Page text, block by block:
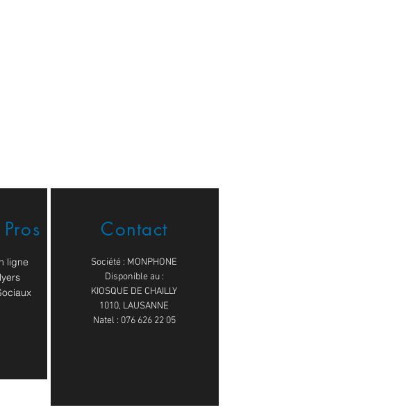
ligne
Contact
Société : MONPHONE
Disponible au :
KIOSQUE DE CHAILLY
1010, LAUSANNE
Natel : 076 626 22 05